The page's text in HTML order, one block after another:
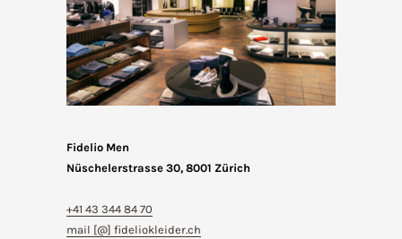
Fidelio Men
Nüschelerstrasse 30, 8001 Zürich
+41 43 344 84 70
mail [@] fideliokleider.ch